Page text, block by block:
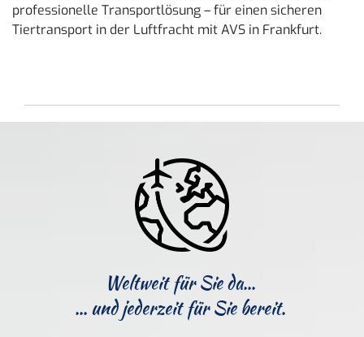
professionelle Transportlösung – für einen sicheren
Tiertransport in der Luftfracht mit AVS in Frankfurt.
Weltweit für Sie da...
... und jederzeit für Sie bereit.